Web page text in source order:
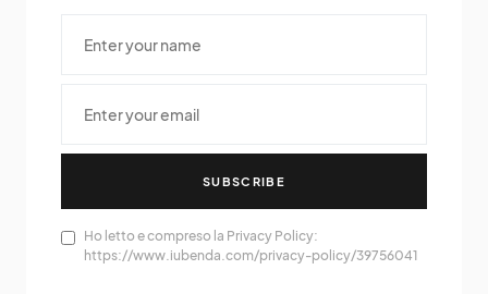
SUBSCRIBE
Ho letto e compreso la Privacy Policy:
https://www.iubenda.com/privacy-policy/39756041